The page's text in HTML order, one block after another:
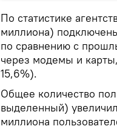
По статистике
миллиона)
по сравнению с
через модемы и
15,6%).
Общее количество
выделенный)
миллиона